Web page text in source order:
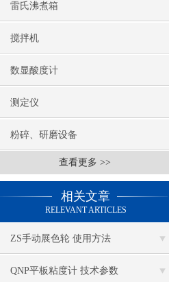
雷氏沸煮箱
搅拌机
数显酸度计
测定仪
粉碎、研磨设备
查看更多 >>
相关文章
RELEVANT ARTICLES
ZS手动展色轮 使用方法
QNP平板粘度计 技术参数